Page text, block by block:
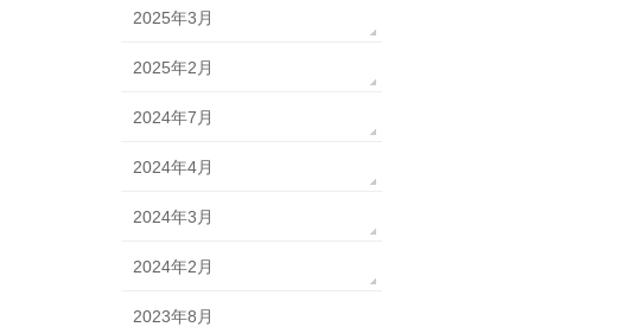
2025年3月
2025年2月
2024年7月
2024年4月
2024年3月
2024年2月
2023年8月